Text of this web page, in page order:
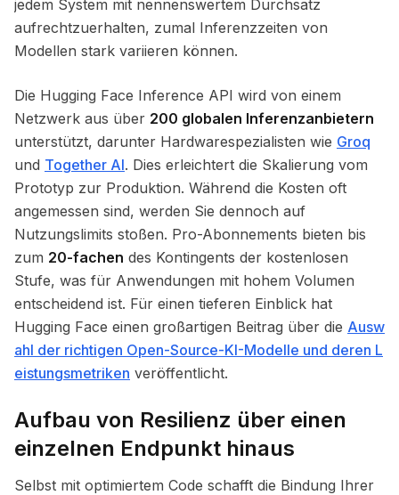
jedem System mit nennenswertem Durchsatz
aufrechtzuerhalten, zumal Inferenzzeiten von
Modellen stark variieren können.
Die Hugging Face Inference API wird von einem
Netzwerk aus über 200 globalen Inferenzanbietern
unterstützt, darunter Hardwarespezialisten wie Groq
und Together AI. Dies erleichtert die Skalierung vom
Prototyp zur Produktion. Während die Kosten oft
angemessen sind, werden Sie dennoch auf
Nutzungslimits stoßen. Pro-Abonnements bieten bis
zum 20-fachen des Kontingents der kostenlosen
Stufe, was für Anwendungen mit hohem Volumen
entscheidend ist. Für einen tieferen Einblick hat
Hugging Face einen großartigen Beitrag über die Ausw
ahl der richtigen Open-Source-KI-Modelle und deren L
eistungsmetriken veröffentlicht.
Aufbau von Resilienz über einen
einzelnen Endpunkt hinaus
Selbst mit optimiertem Code schafft die Bindung Ihrer